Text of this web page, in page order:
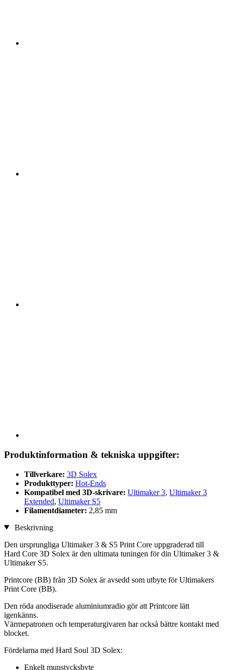
Produktinformation & tekniska uppgifter:
Tillverkare: 3D Solex
Produkttyper: Hot-Ends
Kompatibel med 3D-skrivare: Ultimaker 3, Ultimaker 3
Extended, Ultimaker S5
Filamentdiameter: 2,85 mm
Beskrivning
Den ursprungliga Ultimaker 3 & S5 Print Core uppgraderad till
Hard Core 3D Solex är den ultimata tuningen för din Ultimaker 3 &
Ultimaker S5.
Printcore (BB) från 3D Solex är avsedd som utbyte för Ultimakers
Print Core (BB).
Den röda anodiserade aluminiumradio gör att Printcore lätt
igenkänns.
Värmepatronen och temperaturgivaren har också bättre kontakt med
blocket.
Fördelarna med Hard Soul 3D Solex:
Enkelt munstycksbyte